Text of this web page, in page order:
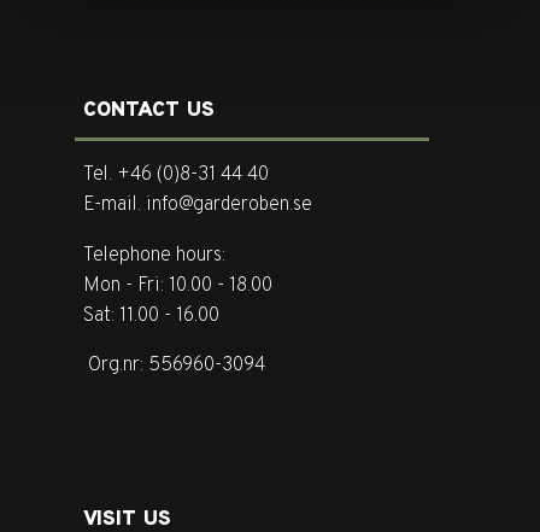
CONTACT US
Tel. +46 (0)8-31 44 40
E-mail. info@garderoben.se
Telephone hours:
Mon - Fri: 10.00 - 18.00
Sat: 11.00 - 16.00
Org.nr: 556960-3094
VISIT US